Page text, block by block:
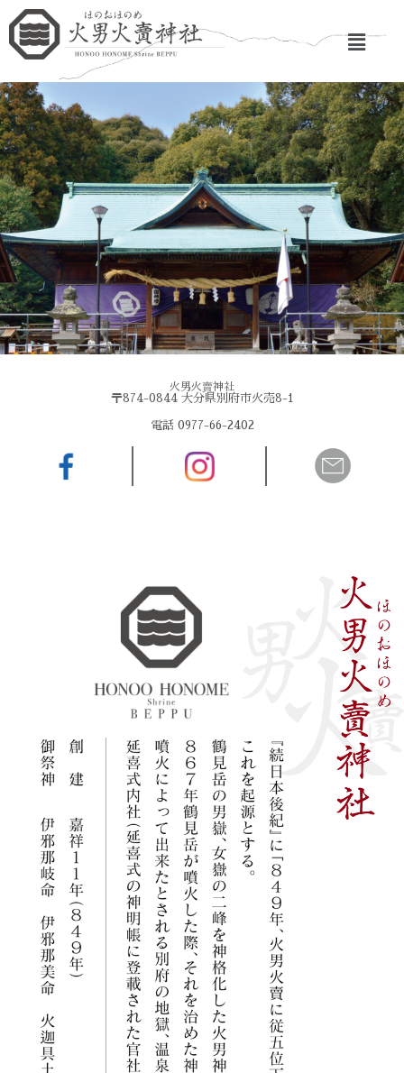
火男火賣神社
〒874-0844 大分県別府市火売8-1
電話 0977-66-2402